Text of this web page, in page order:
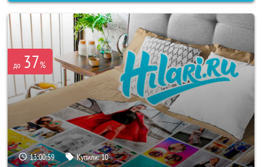
до 37%
13:00:55 Купили:10